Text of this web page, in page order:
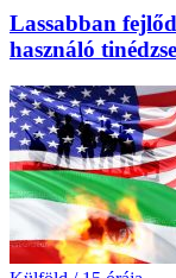
Lassabban
használó